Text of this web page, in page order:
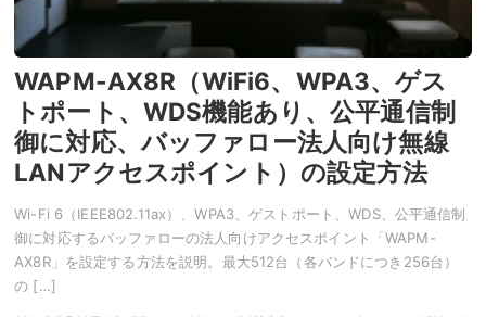
WAPM-AX8R（WiFi6、WPA3、ゲス
トポート、WDS機能あり、公平通信制
御に対応、バッファロー法人向け無線
LANアクセスポイント）の設定方法
Wi-Fi 6（IEEE802.11ax）、WPA3、ゲストポート、WDS、公平通信制
御に対応するバッファローの法人向けアクセスポイント「WAPM-
AX8R」を設定する方法を説明。最大512台（各バンドにつき256台）
の […]